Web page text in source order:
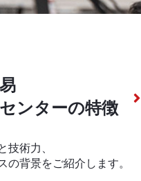
ンターの特徴
技術力、
の背景をご紹介します。